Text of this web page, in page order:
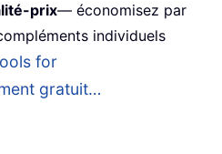
prix— économisez par
individuels
for
gratuit…